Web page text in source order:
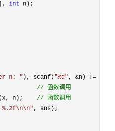
int
n: " ), scanf( "%d", &n) !=
n);
// 函数调用
n);
// 函数调用
%.2f\n\n"